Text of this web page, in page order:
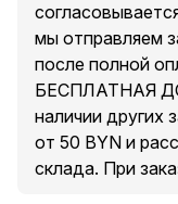
Прожектор
сверхъярких
невероятно
аккумулятора
батареи.
мы отправляем
после полной
БЕСПЛАТНАЯ
наличии других
от 50 BYN и
склада. При